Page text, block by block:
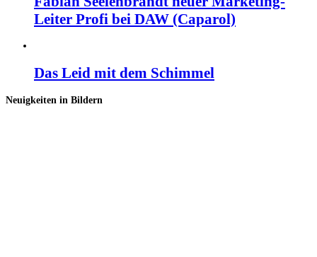
Leiter Profi bei DAW (Caparol)
Das Leid mit dem Schimmel
Neuigkeiten in Bildern